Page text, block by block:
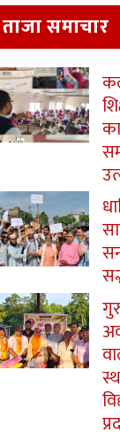
ताजा समाचार